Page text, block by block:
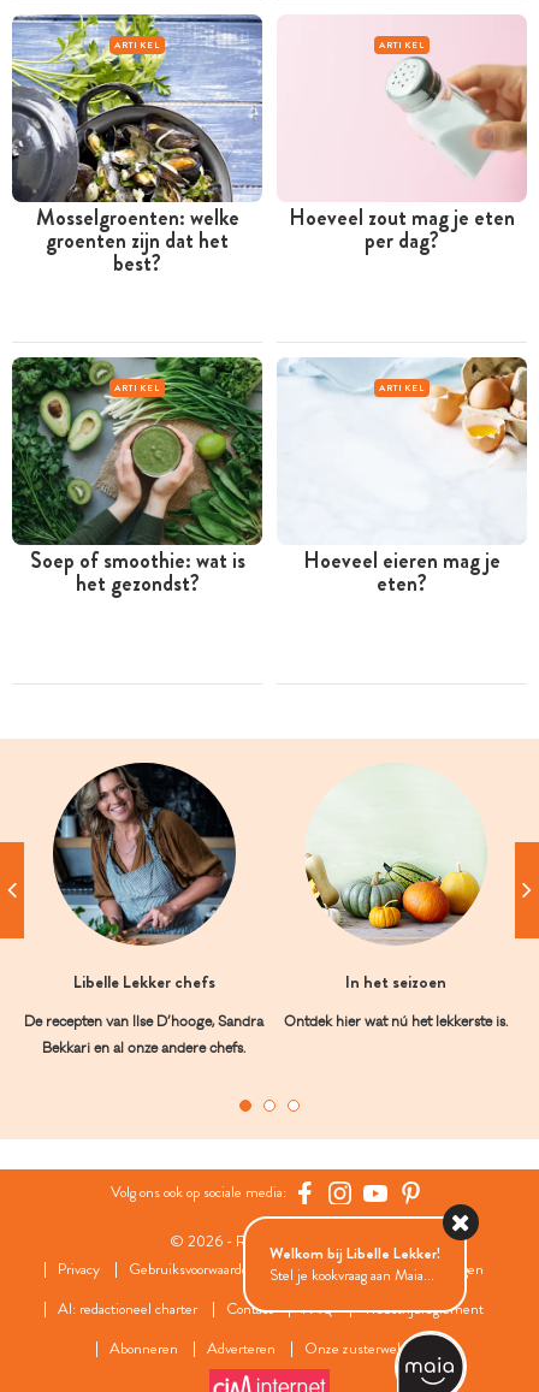
ARTIKEL
Mosselgroenten: welke
groenten zijn dat het
best?
ARTIKEL
Hoeveel zout mag je eten
per dag?
ARTIKEL
Soep of smoothie: wat is
het gezondst?
ARTIKEL
Hoeveel eieren mag je
eten?
Libelle Lekker chefs
De recepten van Ilse D’hooge, Sandra
Bekkari en al onze andere chefs.
In het seizoen
Ontdek hier wat nú het lekkerste is.
Volg ons ook op sociale media:
© 2026 - Roularta Media Group
Privacy
Gebruiksvoorwaarden Cookies
Cookies instellingen
AI: redactioneel charter
Contact FAQ
Wedstrijdreglement
Abonneren
Adverteren Onze zusterwebsites
Welkom bij Libelle Lekker!
Stel je kookvraag aan Maia...